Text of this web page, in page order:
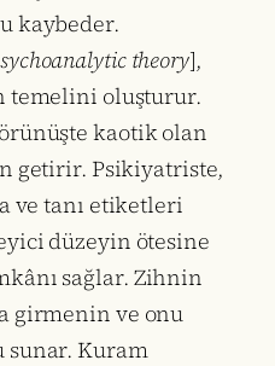
kaybeder.
theory],
oluşturur.
kaotik olan
getirir. Psikiyatriste,
ve tanı etiketleri
düzeyin ötesine
sağlar. Zihnin
girmenin ve onu
sunar. Kuram